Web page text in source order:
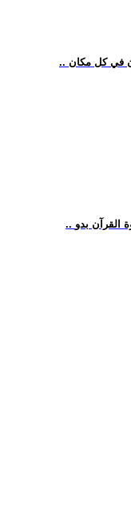
في كل مكان
القرآن بدو